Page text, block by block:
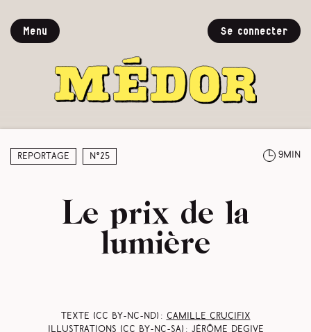
Menu Se connecter
Reportage N°25 9min
Le prix de la
lumière
Texte (CC BY-NC-ND) :
Camille Crucifix
Illustrations (CC BY-NC-SA) : Jérôme Degive